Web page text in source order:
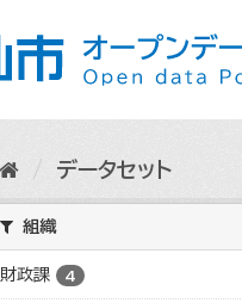
データセット
組織
財政課 4